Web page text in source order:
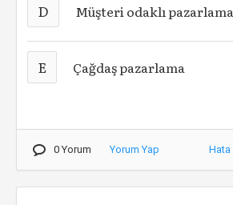
D Müşteri odaklı pazarlama
E Çağdaş pazarlama
0 Yorum Yorum Yap Hata